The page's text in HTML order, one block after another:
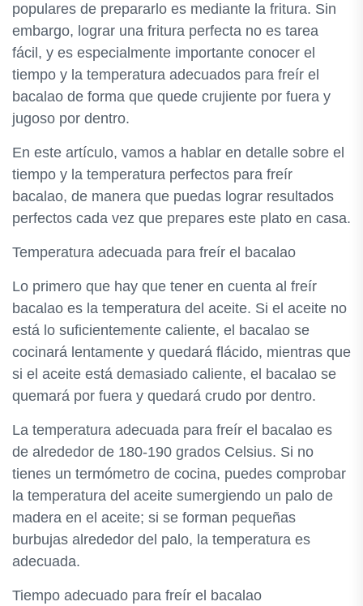
populares de prepararlo es mediante la fritura. Sin
embargo, lograr una fritura perfecta no es tarea
fácil, y es especialmente importante conocer el
tiempo y la temperatura adecuados para freír el
bacalao de forma que quede crujiente por fuera y
jugoso por dentro.
En este artículo, vamos a hablar en detalle sobre el
tiempo y la temperatura perfectos para freír
bacalao, de manera que puedas lograr resultados
perfectos cada vez que prepares este plato en casa.
Temperatura adecuada para freír el bacalao
Lo primero que hay que tener en cuenta al freír
bacalao es la temperatura del aceite. Si el aceite no
está lo suficientemente caliente, el bacalao se
cocinará lentamente y quedará flácido, mientras que
si el aceite está demasiado caliente, el bacalao se
quemará por fuera y quedará crudo por dentro.
La temperatura adecuada para freír el bacalao es
de alrededor de 180-190 grados Celsius. Si no
tienes un termómetro de cocina, puedes comprobar
la temperatura del aceite sumergiendo un palo de
madera en el aceite; si se forman pequeñas
burbujas alrededor del palo, la temperatura es
adecuada.
Tiempo adecuado para freír el bacalao